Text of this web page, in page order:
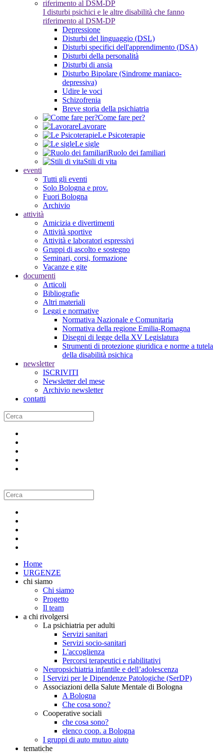
I disturbi psichici e le altre disabilità che fanno
riferimento al DSM-DP
Depressione
Disturbi del linguaggio (DSL)
Disturbi specifici dell'apprendimento (DSA)
Disturbi della personalità
Disturbi di ansia
Disturbo Bipolare (Sindrome maniaco-
depressiva)
Udire le voci
Schizofrenia
Breve storia della psichiatria
Come fare per?
Lavorare
Le Psicoterapie
Le sigle
Ruolo dei familiari
Stili di vita
eventi
Tutti gli eventi
Solo Bologna e prov.
Fuori Bologna
Archivio
attività
Amicizia e divertimenti
Attività sportive
Attività e laboratori espressivi
Gruppi di ascolto e sostegno
Seminari, corsi, formazione
Vacanze e gite
documenti
Articoli
Bibliografie
Altri materiali
Leggi e normative
Normativa Nazionale e Comunitaria
Normativa della regione Emilia-Romagna
Disegni di legge della XV Legislatura
Strumenti di protezione giuridica e norme a tutela
della disabilità psichica
newsletter
ISCRIVITI
Newsletter del mese
Archivio newsletter
contatti
Home
URGENZE
chi siamo
Chi siamo
Progetto
Il team
a chi rivolgersi
La psichiatria per adulti
Servizi sanitari
Servizi socio-sanitari
L'accoglienza
Percorsi terapeutici e riabilitativi
Neuropsichiatria infantile e dell’adolescenza
I Servizi per le Dipendenze Patologiche (SerDP)
Associazioni della Salute Mentale di Bologna
A Bologna
Che cosa sono?
Cooperative sociali
che cosa sono?
elenco coop. a Bologna
I gruppi di auto mutuo aiuto
tematiche